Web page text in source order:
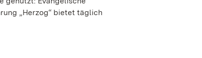
„Herzog“ bietet täglich